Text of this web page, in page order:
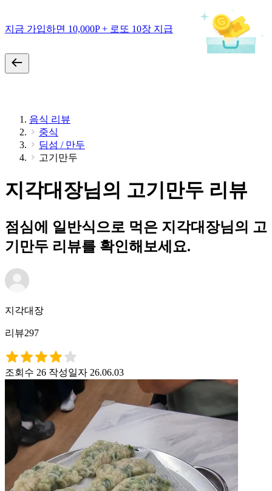
지금 가입하면 10,000P + 로또 10장 지급
음식 리뷰
중식
딤섬 / 만두
고기만두
지각대장님의 고기만두 리뷰
점심에 일반식으로 먹은 지각대장님의 고
기만두 리뷰를 확인해보세요.
지각대장
리뷰297
조회수 26 작성일자 26.06.03